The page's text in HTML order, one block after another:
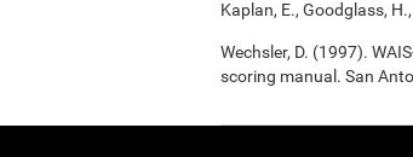
Kaplan, E., Goodglass,
Wechsler, D. (1997).
scoring manual. San